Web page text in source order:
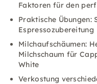
Faktoren für den
Praktische Übungen:
Espressozubereitung
Milchaufschäumen:
Milchschaum für
White
Verkostung